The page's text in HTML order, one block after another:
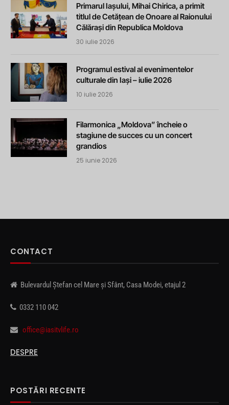
Primarul Iașului, Mihai Chirica, a primit
titlul de Cetățean de Onoare al Raionului
Călărași din Republica Moldova
30 iulie 2026
Programul estival al evenimentelor
culturale din Iași – iulie 2026
10 iulie 2026
Filarmonica „Moldova” încheie o
stagiune de succes cu un concert
grandios
25 iunie 2026
CONTACT
Bulevardul Ștefan cel Mare și Sfânt, Casa Modei, etajul 2
0332 110 042
office@iasitvlife.ro
DESPRE
POSTĂRI RECENTE